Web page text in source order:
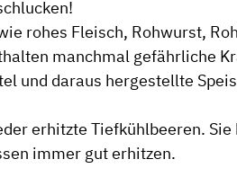
rohes Fleisch, Rohwurst,
manchmal gefährliche
und daraus hergestellte
erhitzte Tiefkühlbeeren. Sie
immer gut erhitzen.